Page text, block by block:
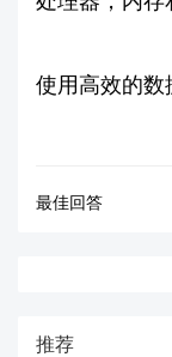
使用高效的数
最佳回答
推荐